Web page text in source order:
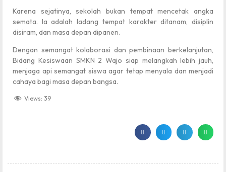
Karena sejatinya, sekolah bukan tempat mencetak angka
semata. Ia adalah ladang tempat karakter ditanam, disiplin
disiram, dan masa depan dipanen.
Dengan semangat kolaborasi dan pembinaan berkelanjutan,
Bidang Kesiswaan SMKN 2 Wajo siap melangkah lebih jauh,
menjaga api semangat siswa agar tetap menyala dan menjadi
cahaya bagi masa depan bangsa.
Views: 39